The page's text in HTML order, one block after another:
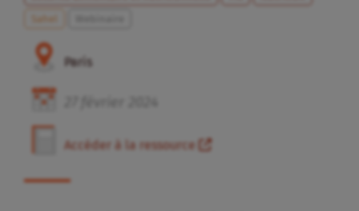
Sahel
Paris
Accéder à la ressource